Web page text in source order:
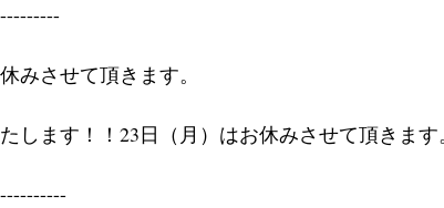
みさせて頂きます。
ます！！23日（月）はお休みさせて頂きます。